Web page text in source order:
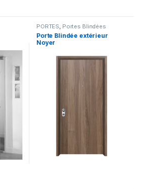
PORTES, Portes Blindées
Porte Blindée extérieur
Noyer